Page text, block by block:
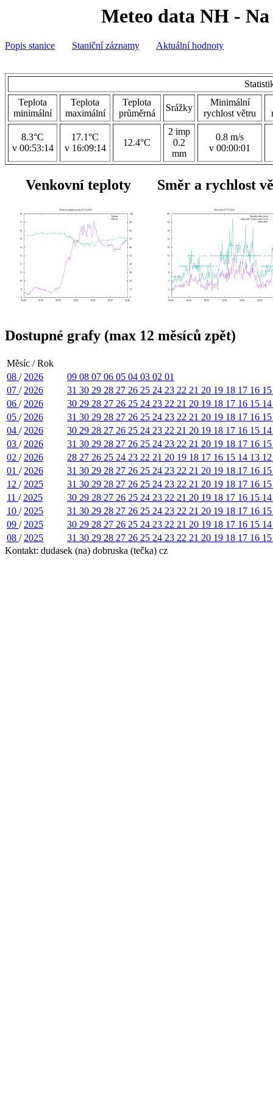
Meteo data NH - Na
Popis stanice Staniční záznamy Aktuální hodnoty
Teplota
minimální
Teplota
maximální
Teplota
průměrná
Srážky
Minimální
rychlost větru
8.3°C
v 00:53:14
17.1°C
v 16:09:14
12.4°C
2 imp
0.2
mm
0.8 m/s
v 00:00:01
Venkovní teploty Směr a rychlost
Dostupné grafy (max 12 měsíců zpět)
Měsíc / Rok
08 / 2026 09 08 07 06 05 04 03 02 01
07 / 2026 31 30 29 28 27 26 25 24 23 22 21 20 19 18 17 16
06 / 2026 30 29 28 27 26 25 24 23 22 21 20 19 18 17 16 15
05 / 2026 31 30 29 28 27 26 25 24 23 22 21 20 19 18 17 16
04 / 2026 30 29 28 27 26 25 24 23 22 21 20 19 18 17 16 15
03 / 2026 31 30 29 28 27 26 25 24 23 22 21 20 19 18 17 16
02 / 2026 28 27 26 25 24 23 22 21 20 19 18 17 16 15 14 13
01 / 2026 31 30 29 28 27 26 25 24 23 22 21 20 19 18 17 16
12 / 2025 31 30 29 28 27 26 25 24 23 22 21 20 19 18 17 16
11 / 2025 30 29 28 27 26 25 24 23 22 21 20 19 18 17 16 15
10 / 2025 31 30 29 28 27 26 25 24 23 22 21 20 19 18 17 16
09 / 2025 30 29 28 27 26 25 24 23 22 21 20 19 18 17 16 15
08 / 2025 31 30 29 28 27 26 25 24 23 22 21 20 19 18 17 16
Kontakt: dudasek (na) dobruska (tečka) cz